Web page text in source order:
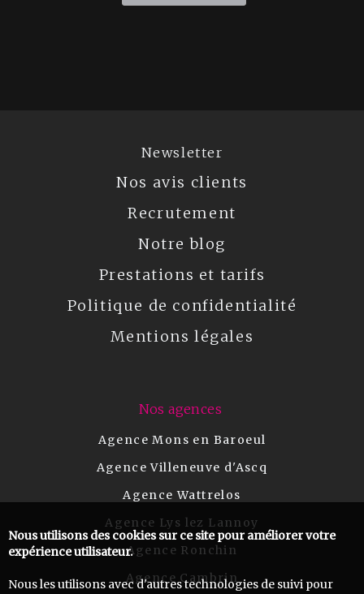
Newsletter
Nos avis clients
Recrutement
Notre blog
Prestations et tarifs
Politique de confidentialité
Mentions légales
Nos agences
Agence Mons en Baroeul
Agence Villeneuve d'Ascq
Agence Wattrelos
Agence Lys lez Lannoy
Agence Ronchin
Agence Cambrin
Nous utilisons des cookies sur ce site pour améliorer votre
expérience utilisateur.
Nous les utilisons avec d'autres technologies de suivi pour